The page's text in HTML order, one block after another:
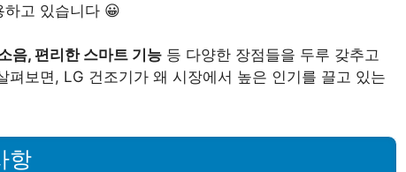
하고 있습니다 😀
음, 편리한 스마트 기능 등 다양한 장점들을 두루 갖추고
펴보면, LG 건조기가 왜 시장에서 높은 인기를 끌고 있는
항